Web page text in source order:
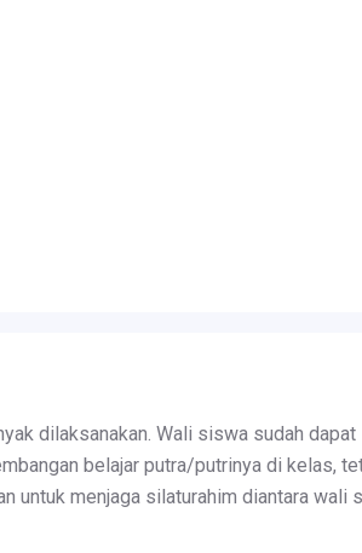
dilaksanakan. Wali siswa sudah dapat
belajar putra/putrinya di kelas,
untuk menjaga silaturahim diantara wali